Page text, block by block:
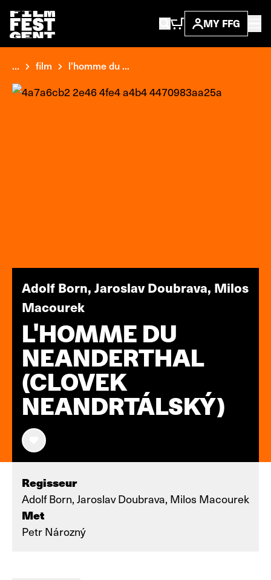
MY FFG
... film l'homme du ...
Adolf Born, Jaroslav Doubrava, Milos
Macourek
L'HOMME DU
NEANDERTHAL
(CLOVEK
NEANDRTÁLSKÝ)
Regisseur
Adolf Born, Jaroslav Doubrava, Milos Macourek
Met
Petr Nározný